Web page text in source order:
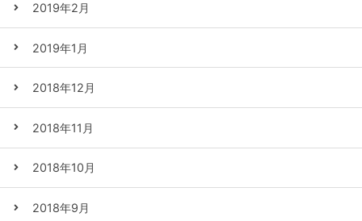
2019年2月
2019年1月
2018年12月
2018年11月
2018年10月
2018年9月